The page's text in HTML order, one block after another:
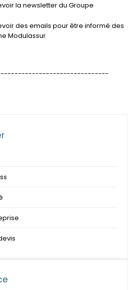
la newsletter du Groupe
des emails pour être informé des
Modulassur